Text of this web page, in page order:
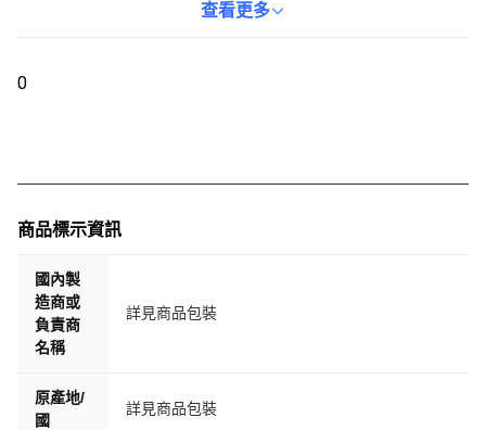
全齡貓或體型在10公斤以下的貓咪，都能享受這款美味又營養的肉
查看更多
0
商品標示資訊
國內製
造商或
負責商
名稱
詳見商品包裝
原產地/
國
詳見商品包裝